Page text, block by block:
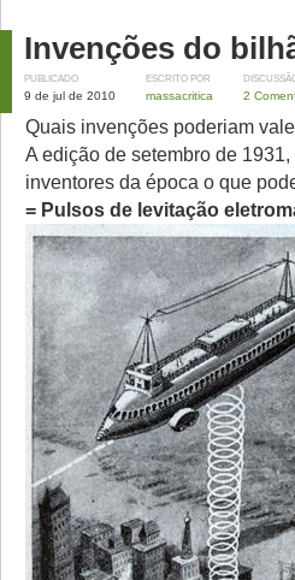
Invenções do
PUBLICADO
9 de jul de 2010
ESCRITO POR
massacritica 2
Quais invenções poderiam
A edição de setembro de 1931,
inventores da época o que
= Pulsos de levitação